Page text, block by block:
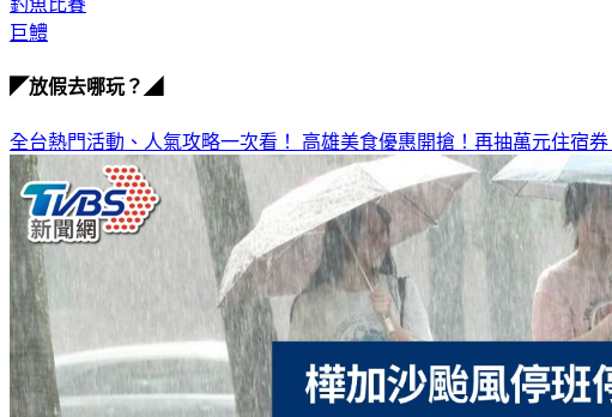
釣魚比賽
巨鱧
◤放假去哪玩？◢
全台熱門活動、人氣攻略一次看！ 高雄美食優惠開搶！再抽萬元住宿券